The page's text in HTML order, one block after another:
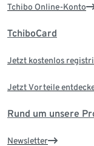
Tchibo Online-Konto
TchiboCard
Jetzt kostenlos
Jetzt Vorteile
Rund um unsere
Newsletter